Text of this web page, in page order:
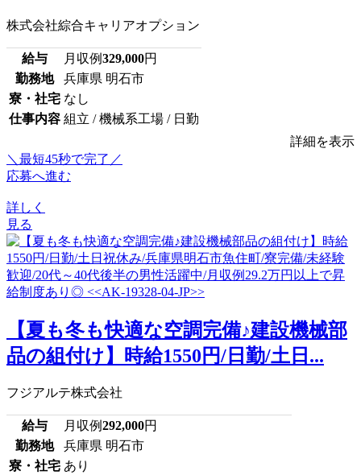
株式会社綜合キャリアオプション
給与 月収例329,000円
勤務地
兵庫県 明石市
寮・社宅 なし
仕事内容 組立 / 機械系工場 / 日勤
詳細を表示
＼最短45秒で完了／
応募へ進む
詳しく
見る
【夏も冬も快適な空調完備♪建設機械部
品の組付け】時給1550円/日勤/土日...
フジアルテ株式会社
給与 月収例292,000円
勤務地
兵庫県 明石市
寮・社宅 あり